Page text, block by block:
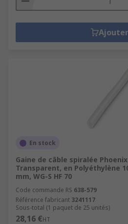
Ajouter
En stock
Gaine de câble spiralée
Transparent, en Polyéthylène
mm, WG-S HF 70
Code commande RS 638-579
Référence fabricant 3241117
Sous-total (1 paquet de 25 unités)
28,16 €HT